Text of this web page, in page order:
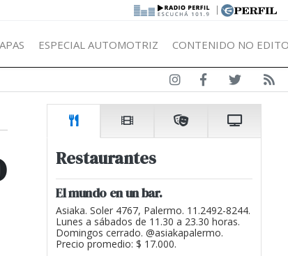
|
ESPECIAL AUTOMOTRIZ CONTENIDO NO
Restaurantes
El mundo en un bar.
Asiaka. Soler 4767, Palermo. 11.2492-8244.
Lunes a sábados de 11.30 a 23.30 horas.
Domingos cerrado. @asiakapalermo.
Precio promedio: $ 17.000.